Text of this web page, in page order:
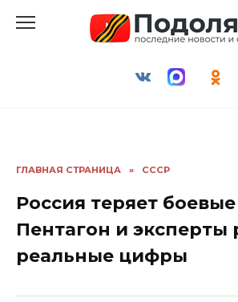
ГЛАВНАЯ СТРАНИЦА » СССР
Россия теряет
Пентагон и эксперты
реальные цифры